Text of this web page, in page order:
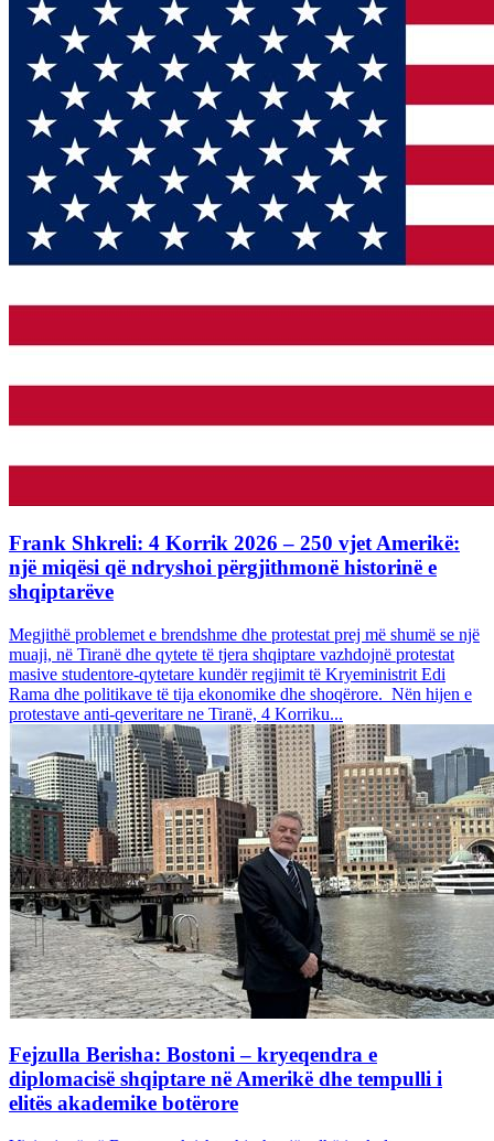
Frank Shkreli: 4 Korrik 2026 – 250 vjet Amerikë:
një miqësi që ndryshoi përgjithmonë historinë e
shqiptarëve
Megjithë problemet e brendshme dhe protestat prej më shumë se një
muaji, në Tiranë dhe qytete të tjera shqiptare vazhdojnë protestat
masive studentore-qytetare kundër regjimit të Kryeministrit Edi
Rama dhe politikave të tija ekonomike dhe shoqërore. Nën hijen e
protestave anti-qeveritare ne Tiranë, 4 Korriku...
Fejzulla Berisha: Bostoni – kryeqendra e
diplomacisë shqiptare në Amerikë dhe tempulli i
elitës akademike botërore